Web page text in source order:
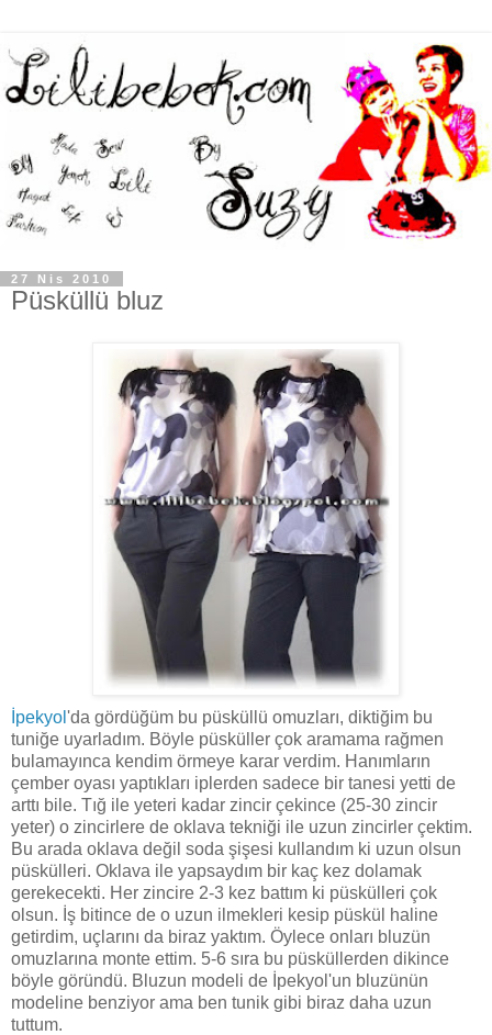
27 Nis 2010
Püsküllü bluz
İpekyol 'da gördüğüm bu püsküllü omuzları, diktiğim bu
tuniğe uyarladım. Böyle püsküller çok aramama rağmen
bulamayınca kendim örmeye karar verdim. Hanımların
çember oyası yaptıkları iplerden sadece bir tanesi yetti de
arttı bile. Tığ ile yeteri kadar zincir çekince (25-30 zincir
yeter) o zincirlere de oklava tekniği ile uzun zincirler çektim.
Bu arada oklava değil soda şişesi kullandım ki uzun olsun
püskülleri. Oklava ile yapsaydım bir kaç kez dolamak
gerekecekti. Her zincire 2-3 kez battım ki püskülleri çok
olsun. İş bitince de o uzun ilmekleri kesip püskül haline
getirdim, uçlarını da biraz yaktım. Öylece onları bluzün
omuzlarına monte ettim. 5-6 sıra bu püsküllerden dikince
böyle göründü. Bluzun modeli de İpekyol'un bluzünün
modeline benziyor ama ben tunik gibi biraz daha uzun
tuttum.